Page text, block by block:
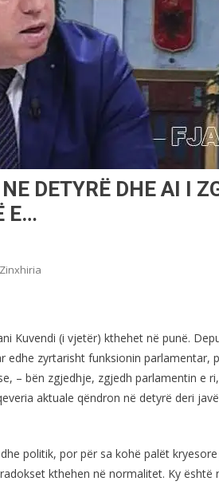
DETYRË DHE AI I
E…
Kuvendi (i vjetër) kthehet në punë.
zyrtarisht funksionin parlamentar,
– bën zgjedhje, zgjedh parlamentin e
aktuale qëndron në detyrë deri
politik, por për sa kohë palët
kthehen në normalitet. Ky është